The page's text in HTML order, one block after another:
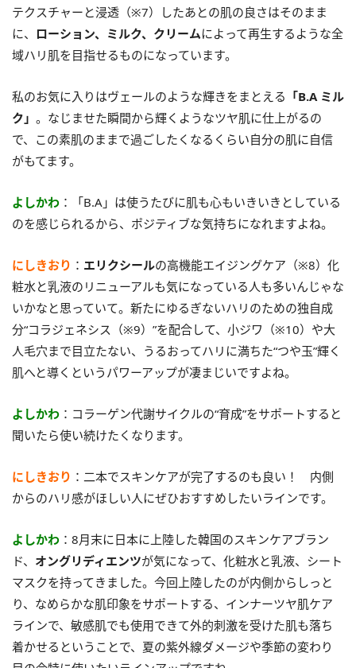
テクスチャーと浸透（※7）したあとの肌の良さはそのまま
に、 ローション、ミルク、クリームによって再生するような全
域ハリ肌を目指せるものになっています。
私のお気に入りはヴェールのような輝きをまとえる 「B.A ミル
ク」 。なじませた瞬間から輝くようなツヤ肌に仕上がるの
で、この素肌のままで過ごしたくなるくらい自分の肌に自信
がもてます。
よしかわ ：「B.A」は使うたびに肌も心もいきいきとしている
のを感じられるから、ポジティブな気持ちになれますよね。
にしきおり ： エリクシールの高機能エイジングケア（※8）化
粧水と乳液のリニューアルも気になっている人も多いんじゃな
いかなと思っていて。新たにゆるぎないハリのための独自成
分“コラジェネシス（※9）”を配合して、小ジワ（※10）や大
人毛穴まで目立たない、うるおってハリに満ちた“つや玉”輝く
肌へと導くというパワーアップが凄まじいですよね。
よしかわ ：コラーゲン代謝サイクルの“育成”をサポートすると
聞いたら使い続けたくなります。
にしきおり ：二本でスキンケアが完了するのも良い！ 内側
からのハリ感がほしい人にぜひおすすめしたいラインです。
よしかわ ：8月末に日本に上陸した韓国のスキンケアブラン
ド、 オングリディエンツが気になって、化粧水と乳液、シート
マスクを持ってきました。今回上陸したのが内側からしっと
り、なめらかな肌印象をサポートする、インナーツヤ肌ケア
ラインで、敏感肌でも使用できて外的刺激を受けた肌も落ち
着かせるということで、夏の紫外線ダメージや季節の変わり